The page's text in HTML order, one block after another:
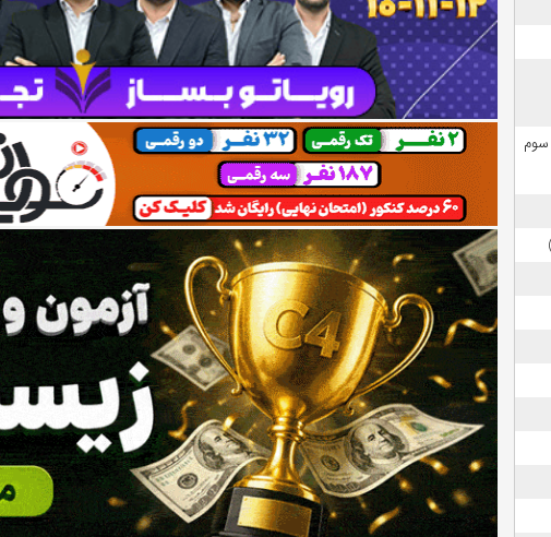
کتاب و حل المسائل پردازش سیگنالهای زمان گسسته اپنهایم ویرایش 3 سوم